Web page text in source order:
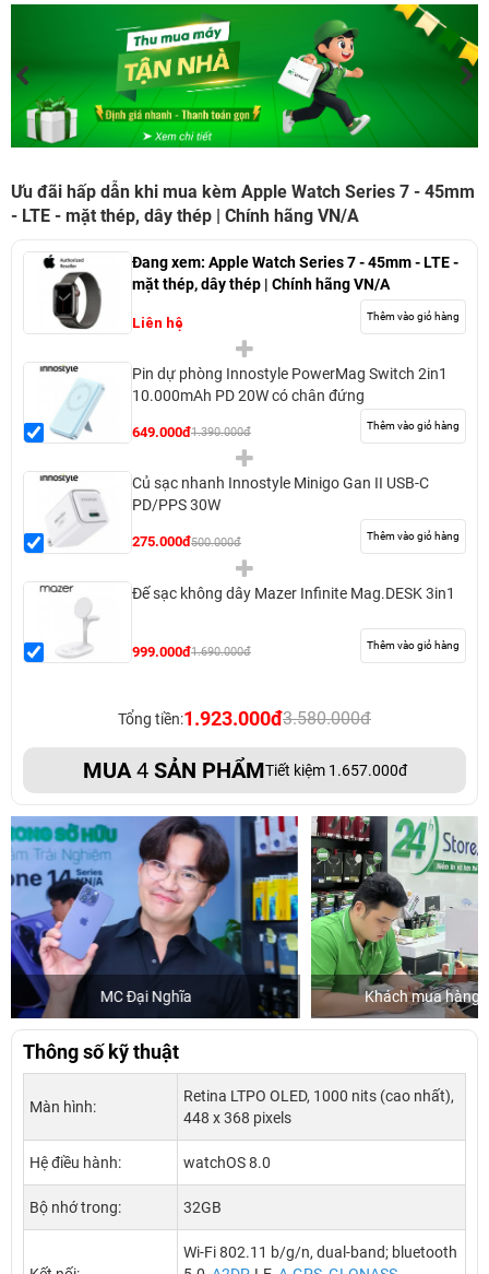
Ưu đãi hấp dẫn khi mua kèm Apple Watch Series 7 - 45mm
- LTE - mặt thép, dây thép | Chính hãng VN/A
Đang xem: Apple Watch Series 7 - 45mm - LTE -
mặt thép, dây thép | Chính hãng VN/A
Liên hệ Thêm vào giỏ hàng
Pin dự phòng Innostyle PowerMag Switch 2in1
10.000mAh PD 20W có chân đứng
649.000đ1.390.000đ Thêm vào giỏ hàng
Củ sạc nhanh Innostyle Minigo Gan II USB-C
PD/PPS 30W
275.000đ500.000đ Thêm vào giỏ hàng
Đế sạc không dây Mazer Infinite Mag.DESK 3in1
999.000đ1.690.000đ Thêm vào giỏ hàng
Tổng tiền:1.923.000đ3.580.000đ
MUA4SẢN PHẨMTiết kiệm 1.657.000đ
Khách mua hàng tại 24hStore
Thông số kỹ thuật
Màn hình:
Retina LTPO OLED, 1000 nits (cao nhất),
448 x 368 pixels
Hệ điều hành: watchOS 8.0
Bộ nhớ trong: 32GB
Wi-Fi 802.11 b/g/n, dual-band; bluetooth